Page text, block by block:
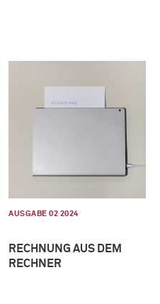
AUSGABE 02 2024
RECHNUNG AUS DEM
RECHNER